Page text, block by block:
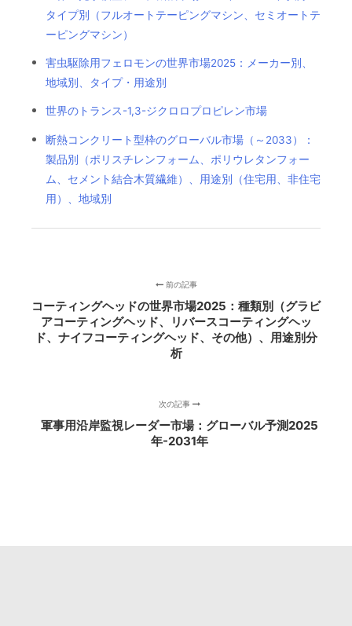
タイプ別（フルオートテーピングマシン、セミオートテ
ーピングマシン）
害虫駆除用フェロモンの世界市場2025：メーカー別、
地域別、タイプ・用途別
世界のトランス-1,3-ジクロロプロピレン市場
断熱コンクリート型枠のグローバル市場（～2033）：
製品別（ポリスチレンフォーム、ポリウレタンフォー
ム、セメント結合木質繊維）、用途別（住宅用、非住宅
用）、地域別
前の記事
コーティングヘッドの世界市場2025：種類別（グラビ
アコーティングヘッド、リバースコーティングヘッ
ド、ナイフコーティングヘッド、その他）、用途別分
析
次の記事
軍事用沿岸監視レーダー市場：グローバル予測2025
年-2031年